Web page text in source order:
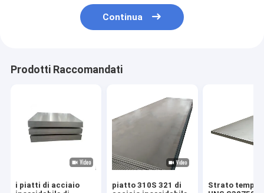
Continua
Prodotti Raccomandati
i piatti di acciaio
piatto 310S 321 di
Strato